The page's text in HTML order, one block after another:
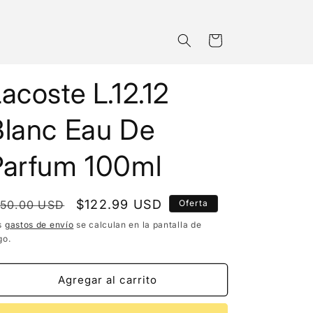
Carrito
L.12.12
Eau De
100ml
USD
Precio
de
$122.99 USD Oferta
gastos de envío se calculan en la pantalla de
Agregar al carrito